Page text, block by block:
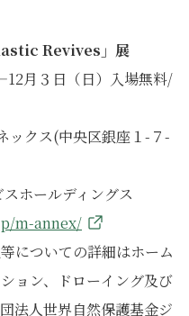
Revives」展
月３日（日）入場無料/
ックス(中央区銀座１-７-
スホールディングス
m-annex/
についての詳細はホーム
ョン、ドローイング及び
法人世界自然保護基金ジ